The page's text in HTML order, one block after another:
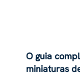
O guia
miniaturas